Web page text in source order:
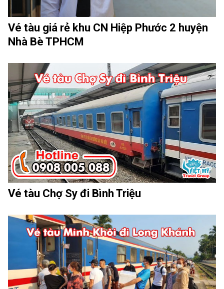
Vé tàu giá rẻ khu CN Hiệp Phước 2 huyện
Nhà Bè TPHCM
Vé tàu Chợ Sy đi Bình Triệu